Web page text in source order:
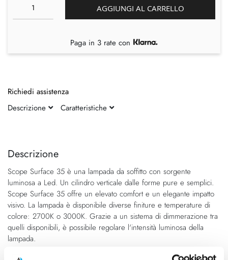
fine
galleria
di
immagini
della
di
immagini
Descrizione
Scope Surface 35 è una lampada da soffitto con sorgente
luminosa a Led. Un cilindro verticale dalle forme pure e semplici.
Scope Surface 35 offre un elevato comfort e un elegante impatto
visivo. La lampada è disponibile diverse finiture e temperature di
colore: 2700K o 3000K. Grazie a un sistema di dimmerazione tra
quelli disponibili, è possibile regolare l'intensità luminosa della
lampada.
AGGIUNGI AL CARRELLO
Paga in 3 rate con
Richiedi assistenza
Descrizione
Caratteristiche